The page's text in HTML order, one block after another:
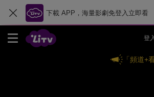
下載 APP，海量影劇免登入立即看
登
「頻道+